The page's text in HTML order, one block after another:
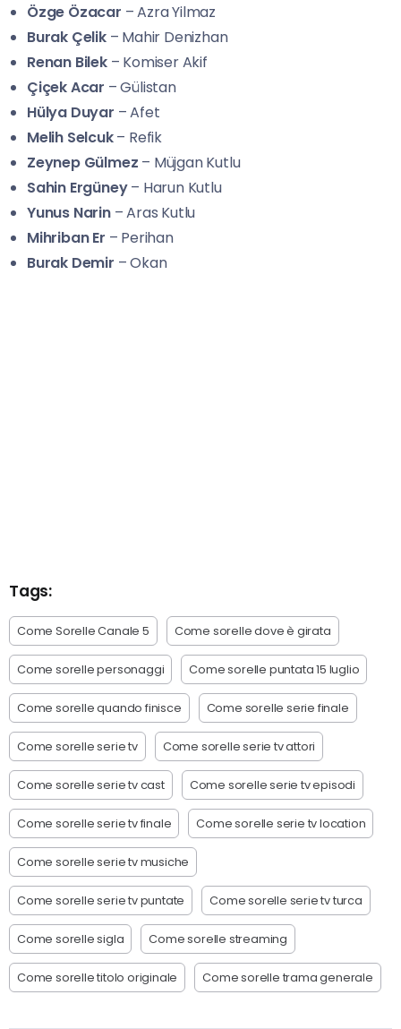
Özge Özacar – Azra Yilmaz
Burak Çelik– Mahir Denizhan
Renan Bilek– Komiser Akif
Çiçek Acar – Gülistan
Hülya Duyar – Afet
Melih Selcuk– Refik
Zeynep Gülmez – Müjgan Kutlu
Sahin Ergüney– Harun Kutlu
Yunus Narin– Aras Kutlu
Mihriban Er – Perihan
Burak Demir – Okan
Tags:
Come Sorelle Canale 5 Come sorelle dove è girata
Come sorelle personaggi Come sorelle puntata 15 luglio
Come sorelle quando finisce Come sorelle serie finale
Come sorelle serie tv Come sorelle serie tv attori
Come sorelle serie tv cast Come sorelle serie tv episodi
Come sorelle serie tv finale Come sorelle serie tv location
Come sorelle serie tv musiche
Come sorelle serie tv puntate Come sorelle serie tv turca
Come sorelle sigla Come sorelle streaming
Come sorelle titolo originale Come sorelle trama generale